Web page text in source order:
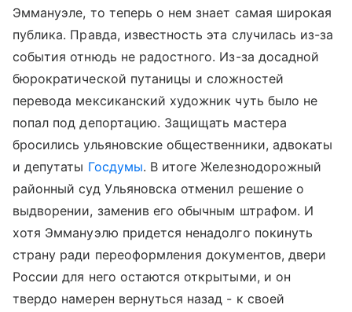
Эммануэле, то теперь о нем знает самая широкая
публика. Правда, известность эта случилась из-за
события отнюдь не радостного. Из-за досадной
бюрократической путаницы и сложностей
перевода мексиканский художник чуть было не
попал под депортацию. Защищать мастера
бросились ульяновские общественники, адвокаты
и депутаты Госдумы. В итоге Железнодорожный
районный суд Ульяновска отменил решение о
выдворении, заменив его обычным штрафом. И
хотя Эммануэлю придется ненадолго покинуть
страну ради переоформления документов, двери
России для него остаются открытыми, и он
твердо намерен вернуться назад - к своей